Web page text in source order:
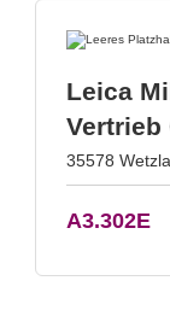
Leica
Vertrieb
35578
A3.302E